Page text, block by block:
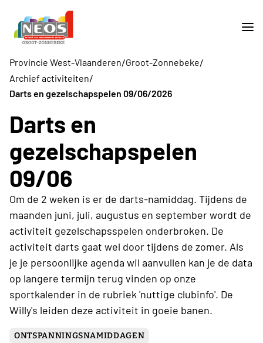
Provincie West-Vlaanderen/Groot-Zonnebeke/
Archief activiteiten/
Darts en gezelschapspelen 09/06/2026
Darts en
gezelschapspelen
09/06
Om de 2 weken is er de darts-namiddag. Tijdens de
maanden juni, juli, augustus en september wordt de
activiteit gezelschapsspelen onderbroken. De
activiteit darts gaat wel door tijdens de zomer. Als
je je persoonlijke agenda wil aanvullen kan je de data
op langere termijn terug vinden op onze
sportkalender in de rubriek 'nuttige clubinfo'. De
Willy's leiden deze activiteit in goeie banen.
ONTSPANNINGSNAMIDDAGEN